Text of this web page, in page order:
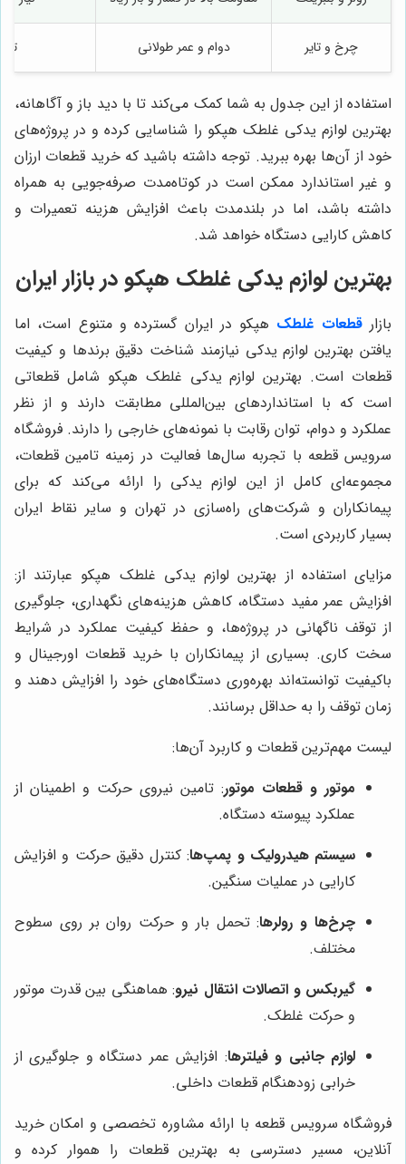
چرخ و تایر دوام و عمر طولانی
استفاده از این جدول به شما کمک می‌کند تا با دید باز و آگاهانه،
بهترین لوازم یدکی غلطک هپکو را شناسایی کرده و در پروژه‌های
خود از آن‌ها بهره ببرید. توجه داشته باشید که خرید قطعات ارزان
و غیر استاندارد ممکن است در کوتاه‌مدت صرفه‌جویی به همراه
داشته باشد، اما در بلندمدت باعث افزایش هزینه تعمیرات و
کاهش کارایی دستگاه خواهد شد.
بهترین لوازم یدکی غلطک هپکو در بازار ایران
بازارقطعات غلطک هپکو در ایران گسترده و متنوع است، اما
یافتن بهترین لوازم یدکی نیازمند شناخت دقیق برندها و کیفیت
قطعات است. بهترین لوازم یدکی غلطک هپکو شامل قطعاتی
است که با استانداردهای بین‌المللی مطابقت دارند و از نظر
عملکرد و دوام، توان رقابت با نمونه‌های خارجی را دارند. فروشگاه
سرویس قطعه با تجربه سال‌ها فعالیت در زمینه تامین قطعات،
مجموعه‌ای کامل از این لوازم یدکی را ارائه می‌کند که برای
پیمانکاران و شرکت‌های راه‌سازی در تهران و سایر نقاط ایران
بسیار کاربردی است.
مزایای استفاده از بهترین لوازم یدکی غلطک هپکو عبارتند از:
افزایش عمر مفید دستگاه، کاهش هزینه‌های نگهداری، جلوگیری
از توقف ناگهانی در پروژه‌ها، و حفظ کیفیت عملکرد در شرایط
سخت کاری. بسیاری از پیمانکاران با خرید قطعات اورجینال و
باکیفیت توانسته‌اند بهره‌وری دستگاه‌های خود را افزایش دهند و
زمان توقف را به حداقل برسانند.
لیست مهم‌ترین قطعات و کاربرد آن‌ها:
موتور و قطعات موتور: تامین نیروی حرکت و اطمینان از
عملکرد پیوسته دستگاه.
سیستم هیدرولیک و پمپ‌ها: کنترل دقیق حرکت و افزایش
کارایی در عملیات سنگین.
چرخ‌ها و رولرها: تحمل بار و حرکت روان بر روی سطوح
مختلف.
گیربکس و اتصالات انتقال نیرو: هماهنگی بین قدرت موتور
و حرکت غلطک.
لوازم جانبی و فیلترها: افزایش عمر دستگاه و جلوگیری از
خرابی زودهنگام قطعات داخلی.
فروشگاه سرویس قطعه با ارائه مشاوره تخصصی و امکان خرید
آنلاین، مسیر دسترسی به بهترین قطعات را هموار کرده و